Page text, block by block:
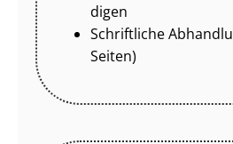
di­gen
Schriftliche
Seiten)